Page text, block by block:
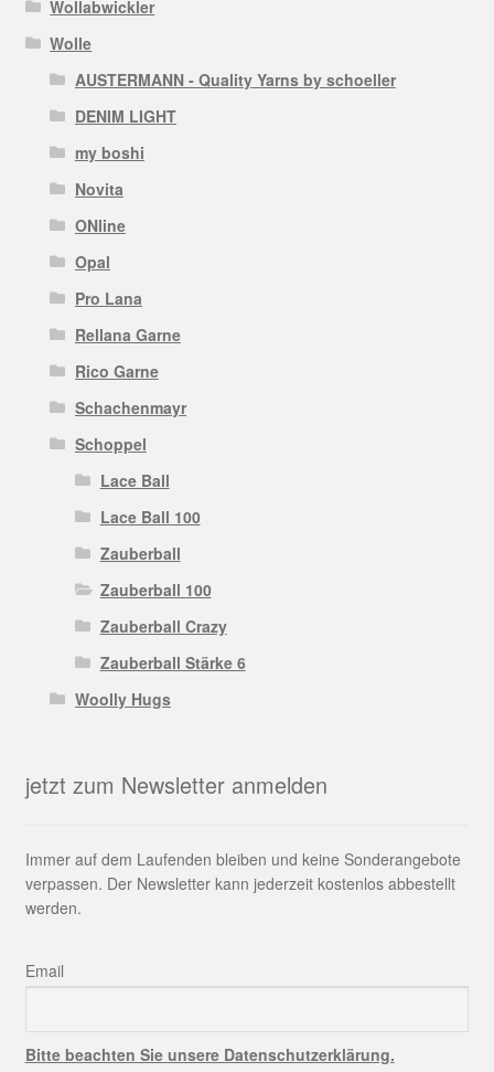
Wollabwickler
Wolle
AUSTERMANN - Quality Yarns by schoeller
DENIM LIGHT
my boshi
Novita
ONline
Opal
Pro Lana
Rellana Garne
Rico Garne
Schachenmayr
Schoppel
Lace Ball
Lace Ball 100
Zauberball
Zauberball 100
Zauberball Crazy
Zauberball Stärke 6
Woolly Hugs
jetzt zum Newsletter anmelden
Immer auf dem Laufenden bleiben und keine Sonderangebote
verpassen. Der Newsletter kann jederzeit kostenlos abbestellt
werden.
Email
Bitte beachten Sie unsere Datenschutzerklärung.